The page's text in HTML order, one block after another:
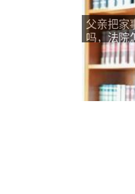
父亲把家
吗，法院